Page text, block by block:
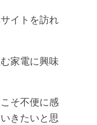
イトを訪れ
家電に興味
そ不便に感
きたいと思